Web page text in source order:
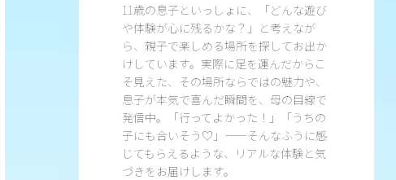
11歳の息子といっしょに、「どんな遊び
や体験が心に残るかな？」と考えなが
ら、親子で楽しめる場所を探してお出か
けしています。実際に足を運んだからこ
そ見えた、その場所ならではの魅力や、
息子が本気で喜んだ瞬間を、母の目線で
発信中。「行ってよかった！」「うちの
子にも合いそう♡」——そんなふうに感
じてもらえるような、リアルな体験と気
づきをお届けします。